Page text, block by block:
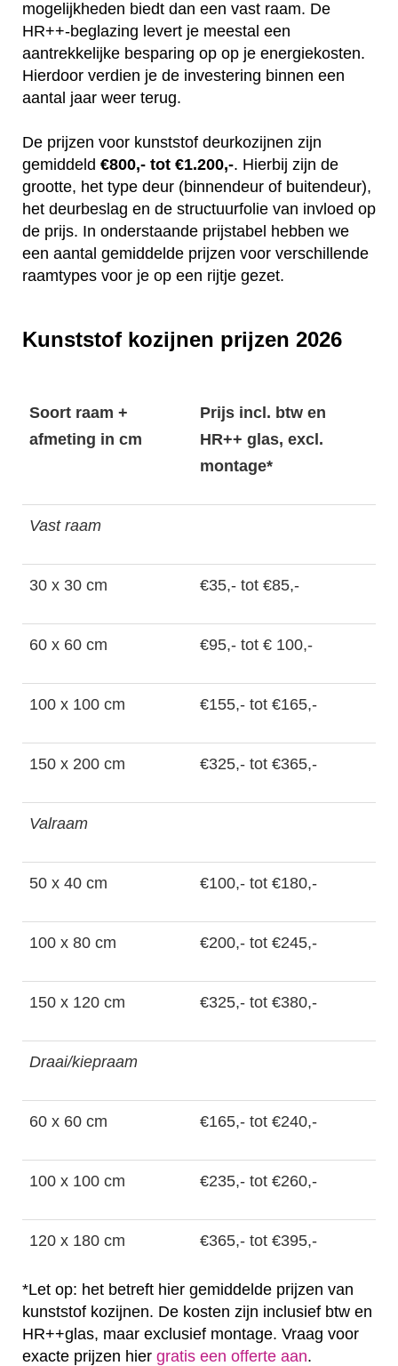
mogelijkheden biedt dan een vast raam. De
HR++-beglazing levert je meestal een
aantrekkelijke besparing op op je energiekosten.
Hierdoor verdien je de investering binnen een
aantal jaar weer terug.
De prijzen voor kunststof deurkozijnen zijn
gemiddeld €800,- tot €1.200,-. Hierbij zijn de
grootte, het type deur (binnendeur of buitendeur),
het deurbeslag en de structuurfolie van invloed op
de prijs. In onderstaande prijstabel hebben we
een aantal gemiddelde prijzen voor verschillende
raamtypes voor je op een rijtje gezet.
Kunststof kozijnen prijzen 2026
Soort raam +
afmeting in cm
Prijs incl. btw en
HR++ glas, excl.
montage*
Vast raam
30 x 30 cm €35,- tot €85,-
60 x 60 cm €95,- tot € 100,-
100 x 100 cm €155,- tot €165,-
150 x 200 cm €325,- tot €365,-
Valraam
50 x 40 cm €100,- tot €180,-
100 x 80 cm €200,- tot €245,-
150 x 120 cm €325,- tot €380,-
Draai/kiepraam
60 x 60 cm €165,- tot €240,-
100 x 100 cm €235,- tot €260,-
120 x 180 cm €365,- tot €395,-
*Let op: het betreft hier gemiddelde prijzen van
kunststof kozijnen. De kosten zijn inclusief btw en
HR++glas, maar exclusief montage. Vraag voor
exacte prijzen hier gratis een offerte aan.